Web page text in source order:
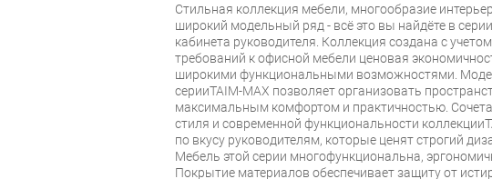
Стильная коллекция мебели, многообразие
широкий модельный ряд - всё это вы найдёте в
кабинета руководителя. Коллекция создана с
требований к офисной мебели ценовая
широкими функциональными возможностями.
серииTAIM-MAX позволяет организовать
максимальным комфортом и практичностью.
стиля и современной функциональности
по вкусу руководителям, которые ценят строгий
Мебель этой серии многофункциональна,
Покрытие материалов обеспечивает защиту от